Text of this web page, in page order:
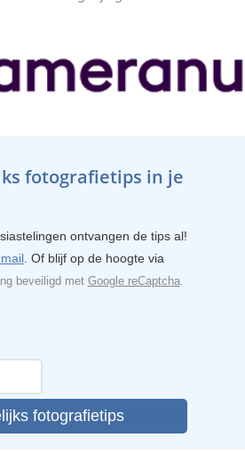
fotografietips in je
ontvangen de tips al!
. Of blijf op de hoogte via
beveiligd met Google reCaptcha.
fotografietips